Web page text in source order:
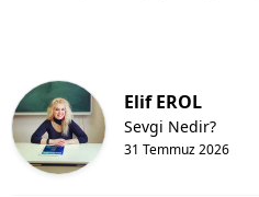
Elif EROL
31 Temmuz 2026
Sevgi Nedir?